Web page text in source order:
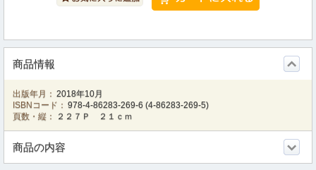
商品情報
出版年月： 2018年10月
ISBNコード： 978-4-86283-269-6 (4-86283-269-5)
頁数・縦：
２２７Ｐ ２１ｃｍ
商品の内容